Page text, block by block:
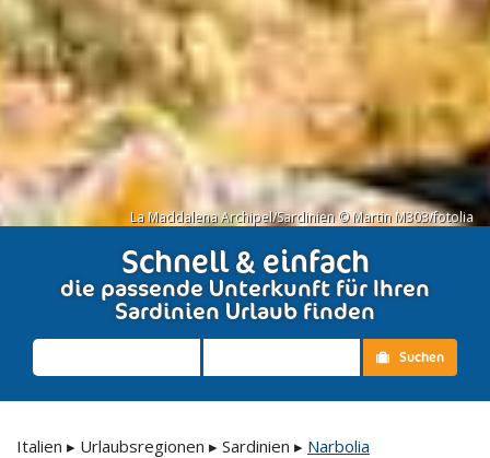
La Maddalena Archipel/Sardinien © Martin M303/fotolia
Schnell & einfach
die passende Unterkunft für Ihren
Sardinien Urlaub finden
Suchen
Italien ▸ Urlaubsregionen ▸ Sardinien ▸ Narbolia